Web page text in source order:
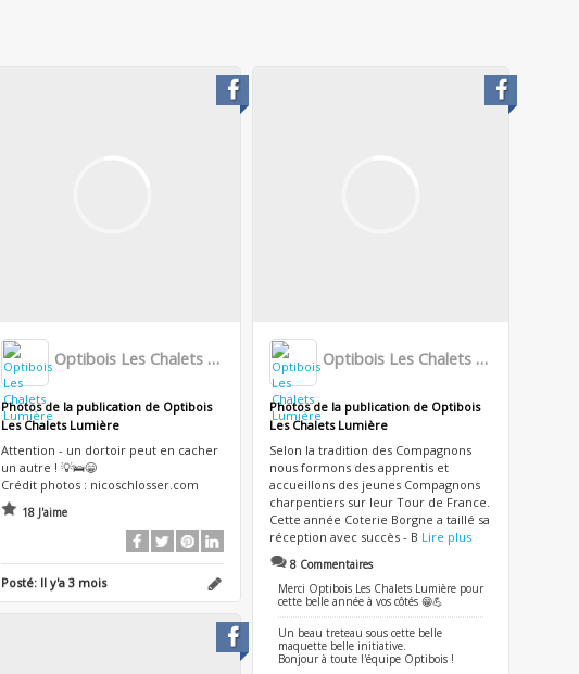
Optibois Les Chalets Lumière
Photos de la publication de Optibois
Les Chalets Lumière
Attention - un dortoir peut en cacher
un autre ! 💡🛌😁
Crédit photos : nicoschlosser.com
18 J'aime
Posté: Il y'a 3 mois
Optibois Les Chalets Lumière
Photos de la publication de Optibois
Les Chalets Lumière
Selon la tradition des Compagnons
nous formons des apprentis et
accueillons des jeunes Compagnons
charpentiers sur leur Tour de France.
Cette année Coterie Borgne a taillé sa
réception avec succès - B Lire plus
8 Commentaires
Merci Optibois Les Chalets Lumière pour
cette belle année à vos côtés 😁💪
Un beau treteau sous cette belle
maquette belle initiative.
Bonjour à toute l'équipe Optibois !